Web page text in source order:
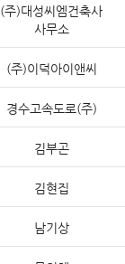
(주)대성씨엠건축사
사무소
(주)이덕아이앤씨
경수고속도로(주)
김부곤
김현집
남기상